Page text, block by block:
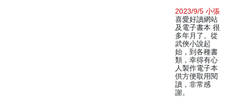
2023/9/5 小張
喜愛好讀網站
及電子書本 很
多年月了。從
武俠小說起
始，到各種書
類，幸得有心
人製作電子本
供方便取用閱
讀，非常感
謝。